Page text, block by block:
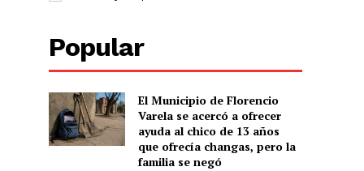
Popular
El Municipio de Florencio
Varela se acercó a ofrecer
ayuda al chico de 13 años
que ofrecía changas, pero la
familia se negó